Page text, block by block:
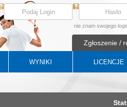
nie znam swojego
Zgłoszenie /
WYNIKI LICENCJE